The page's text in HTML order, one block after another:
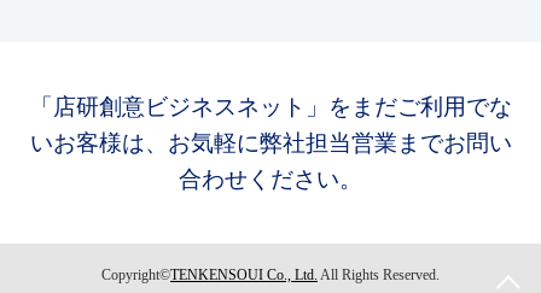
「店研創意ビジネスネット」をまだご利用でな
いお客様は、お気軽に弊社担当営業までお問い
合わせください。
Copyright©TENKENSOUI Co., Ltd. All Rights Reserved.